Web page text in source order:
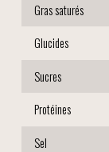
Gras saturés
Glucides
Sucres
Protéines
Sel